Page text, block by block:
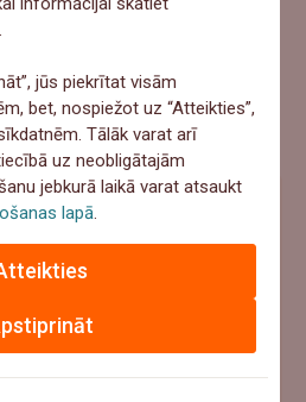
negadījums un pēkšņi
ko tu darītu?
.
jūs piekrītat visām
bet, nospiežot uz “Atteikties”,
Tālāk varat arī
uz neobligātajām
jebkurā laikā varat atsaukt
lapā.